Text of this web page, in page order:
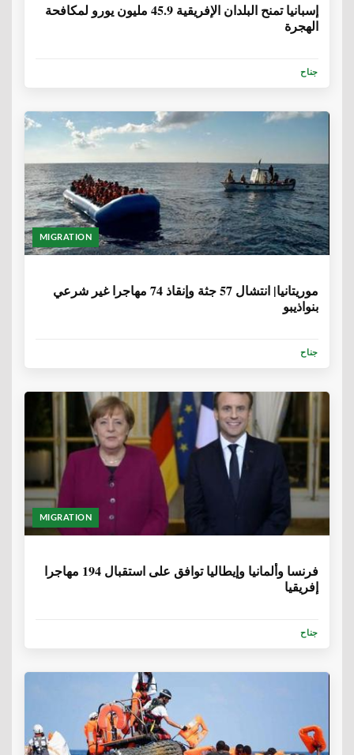
إسبانيا تمنح البلدان الإفريقية 45.9 مليون يورو لمكافحة
الهجرة
جناح
MIGRATION
موريتانيا| انتشال 57 جثة وإنقاذ 74 مهاجرا غير شرعي
بنواذيبو
جناح
MIGRATION
فرنسا وألمانيا وإيطاليا توافق على استقبال 194 مهاجرا
إفريقيا
جناح